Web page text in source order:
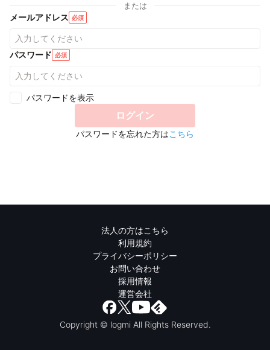
または
メールアドレス 必須
パスワード 必須
パスワードを表示
ログイン
パスワードを忘れた方はこちら
法人の方はこちら
利用規約
プライバシーポリシー
お問い合わせ
採用情報
運営会社
Copyright © logmi All Rights Reserved.